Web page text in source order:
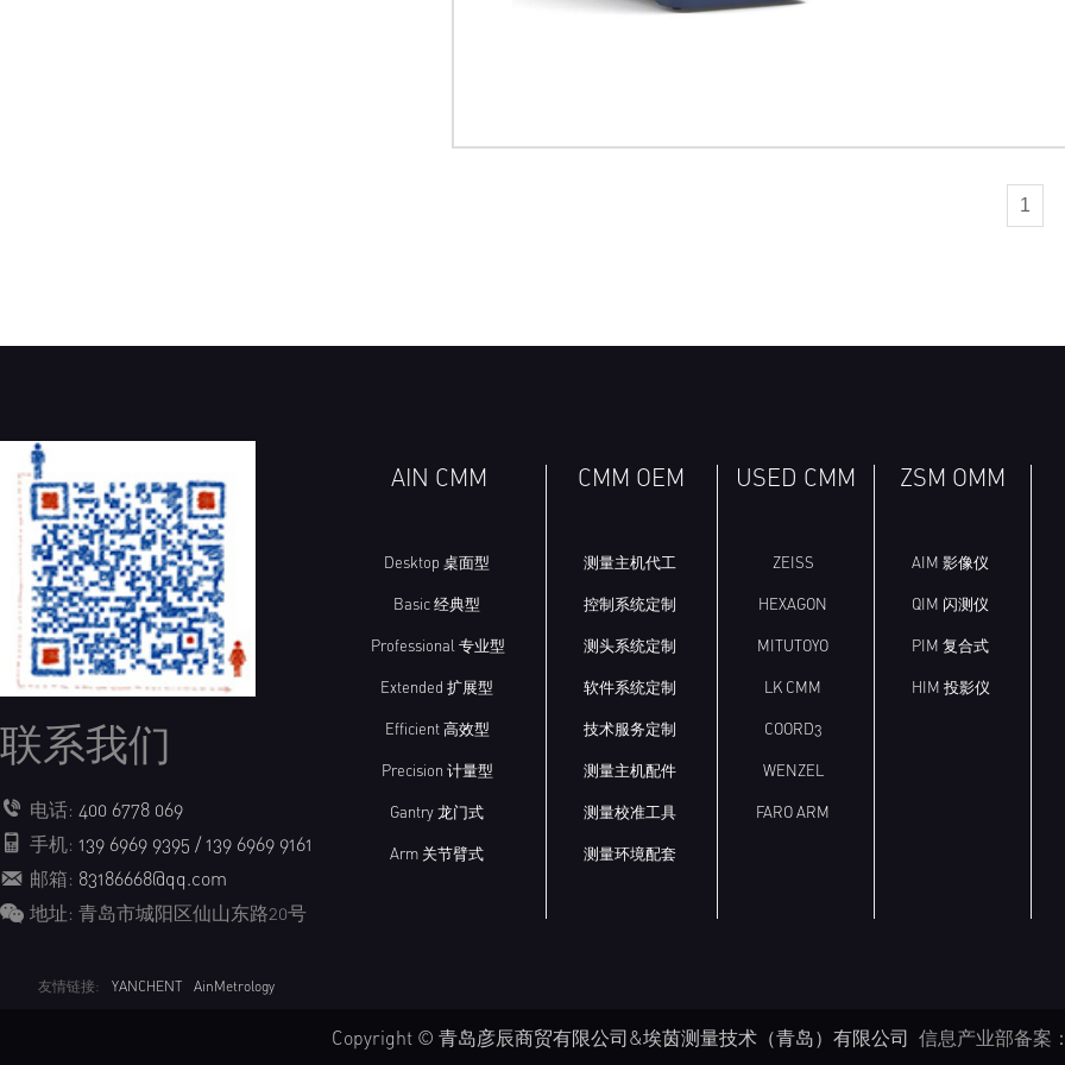
1
联系我们
电话: 400 6778 069
手机: 139 6969 9395 / 139 6969 9161
邮箱: 83186668@qq.com
地址: 青岛市城阳区仙山东路20号
AIN CMM
Desktop 桌面型
Basic 经典型
Professional 专业型
Extended 扩展型
Efficient 高效型
Precision 计量型
Gantry 龙门式
Arm 关节臂式
CMM OEM
测量主机代工
控制系统定制
测头系统定制
软件系统定制
技术服务定制
测量主机配件
测量校准工具
测量环境配套
USED CMM
ZEISS
HEXAGON
MITUTOYO
LK CMM
COORD3
WENZEL
FARO ARM
ZSM OMM
AIM 影像仪
QIM 闪测仪
PIM 复合式
HIM 投影仪
友情链接: YANCHENT AinMetrology
Copyright © 青岛彦辰商贸有限公司&埃茵测量技术（青岛）有限公司 信息产业部备案